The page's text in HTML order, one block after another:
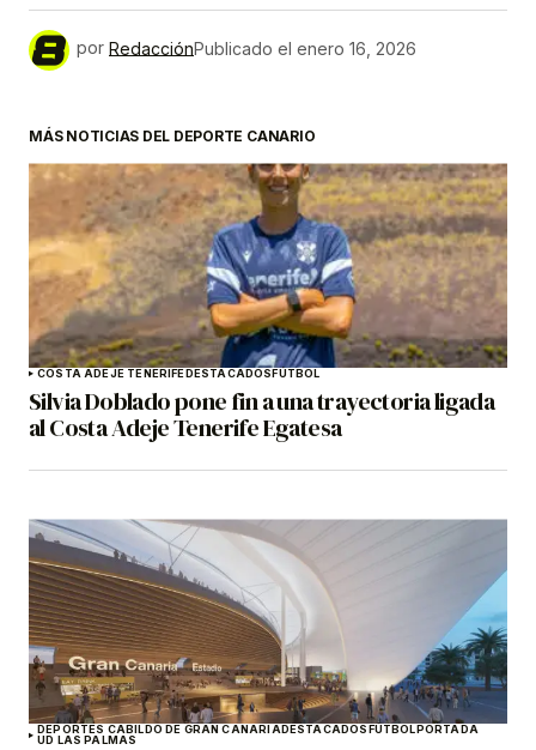
por RedacciónPublicado el enero 16, 2026
MÁS NOTICIAS DEL DEPORTE CANARIO
COSTA ADEJE TENERIFE DESTACADOS FÚTBOL
Silvia Doblado pone fin a una trayectoria ligada
al Costa Adeje Tenerife Egatesa
DEPORTES CABILDO DE GRAN CANARIADESTACADOS FÚTBOL PORTADA
UD LAS PALMAS